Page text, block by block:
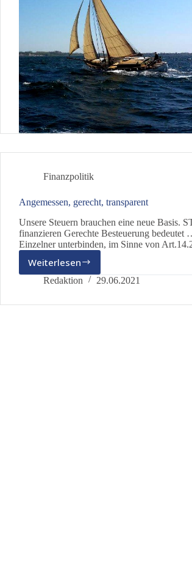
Finanzpolitik
Angemessen, gerecht, transparent
Unsere Steuern brauchen eine neue
finanzieren Gerechte Besteuerung
Einzelner unterbinden, im Sinne von
WeiterlesenAngemessen,
gerecht,
Redaktion 29.06.2021